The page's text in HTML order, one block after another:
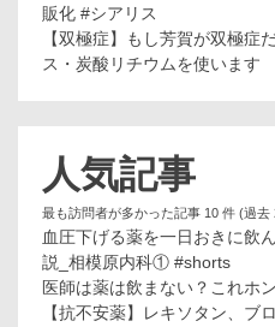
販化 #シアリス
【双極症】もし芳賀が双極症
ス・炭酸リチウムを使います
人気記事
最も訪問者が多かった記事 10 件 (過去
血圧下げる薬を一日おきに飲
説_相模原内科① #shorts
医師は薬は飲まない？これホ
【抗不安薬】レキソタン、ブ